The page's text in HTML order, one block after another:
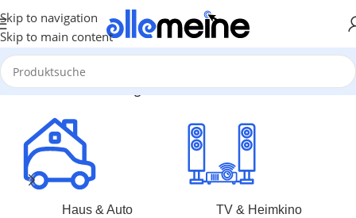
Skip to navigation
Skip to main content
Start/Produkte verschlagwortet mit „scarlet violet white flare“
Haus & Auto TV & Heimkino